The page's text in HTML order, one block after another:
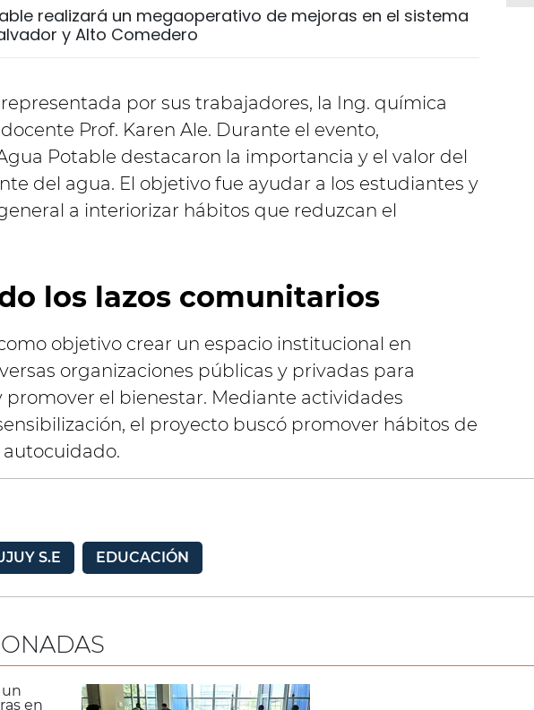
realizará un megaoperativo de mejoras en el sistema
y Alto Comedero
por sus trabajadores, la Ing. química
Prof. Karen Ale. Durante el evento,
Potable destacaron la importancia y el valor del
del agua. El objetivo fue ayudar a los estudiantes y
a interiorizar hábitos que reduzcan el
los lazos comunitarios
objetivo crear un espacio institucional en
organizaciones públicas y privadas para
promover el bienestar. Mediante actividades
el proyecto buscó promover hábitos de
S.E EDUCACIÓN